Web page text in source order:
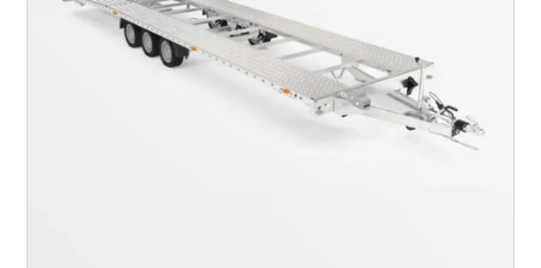
Plancher :Lorhs en Aluminium